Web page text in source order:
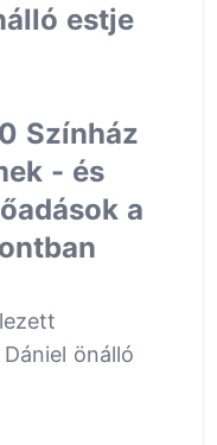
estje
Színház
- és
a
önálló